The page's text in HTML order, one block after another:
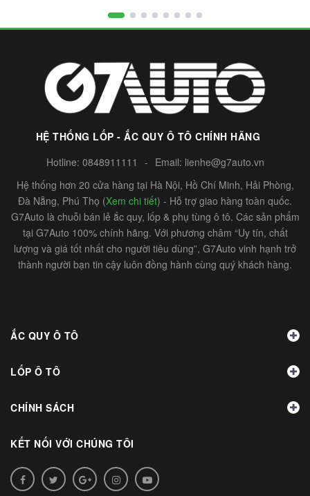
HỆ THỐNG LỐP - ẮC QUY Ô TÔ CHÍNH HÃNG
Hotline: 0848911111 - Email: lienhe@g7auto.vn
Hệ thống hơn 20 cửa hàng tại Hà Nội, Hồ Chí Minh, Hải Phòng,
Đà Nẵng, Phú Thọ (Xem chi tiết) - Hỗ trợ giao hàng toàn quốc.
G7Auto là chuỗi bán lẻ ắc quy, lốp & phụ tùng ô tô. Các sản phẩm
tại G7Auto 100% chính hãng. Với phương châm “Uy tín, chất
lượng và giá tốt nhất cho người tiêu dùng”, G7Auto vinh hạnh trở
thành người bạn tin cậy luôn đồng hành cùng quý khách hàng.
ẮC QUY Ô TÔ
LỐP Ô TÔ
CHÍNH SÁCH
KẾT NỐI VỚI CHÚNG TÔI